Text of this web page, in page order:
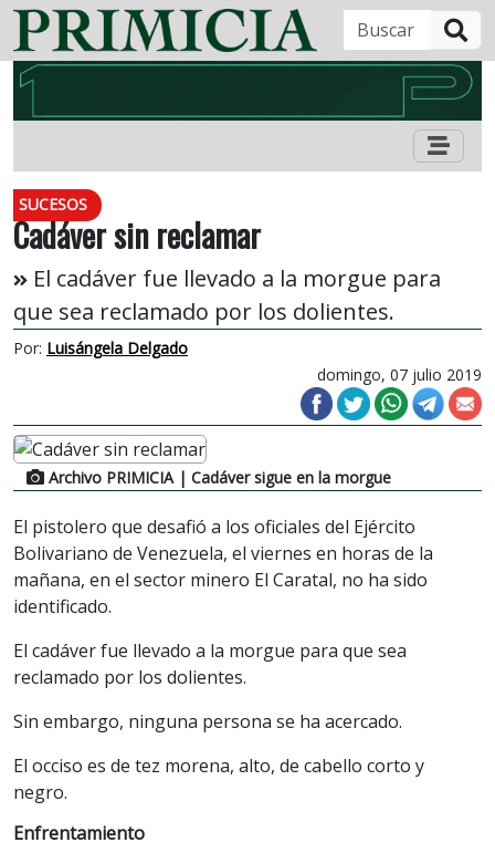
SUCESOS
Cadáver sin reclamar
El cadáver fue llevado a la morgue para
que sea reclamado por los dolientes.
Por: Luisángela Delgado
domingo, 07 julio 2019
Archivo PRIMICIA| Cadáver sigue en la morgue
El pistolero que desafió a los oficiales del Ejército
Bolivariano de Venezuela, el viernes en horas de la
mañana, en el sector minero El Caratal, no ha sido
identificado.
El cadáver fue llevado a la morgue para que sea
reclamado por los dolientes.
Sin embargo, ninguna persona se ha acercado.
El occiso es de tez morena, alto, de cabello corto y
negro.
Enfrentamiento